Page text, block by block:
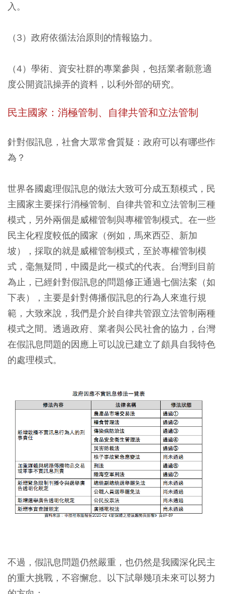
入。
（3）政府依循法治原則的情報協力。
（4）學術、資安社群的專業參與，包括業者願意適
度公開資訊操弄的資料，以利外部的研究。
民主國家：消極管制、自律共管和立法管制
針對假訊息，社會大眾常會質疑：政府可以有哪些作
為？
世界各國處理假訊息的做法大致可分成五類模式，民
主國家主要採行消極管制、自律共管和立法管制三種
模式，另外兩個是威權管制與專權管制模式。在一些
民主化程度較低的國家（例如，馬來西亞、新加
坡），採取的就是威權管制模式，至於專權管制模
式，毫無疑問，中國是此一模式的代表。台灣到目前
為止，已經針對假訊息的問題修正通過七個法案（如
下表），主要是針對傳播假訊息的行為人來進行規
範，大致來說，我們是介於自律共管跟立法管制兩種
模式之間。透過政府、業者與公民社會的協力，台灣
在假訊息問題的因應上可以說已建立了頗具自我特色
的處理模式。
不過，假訊息問題仍然嚴重，也仍然是我國深化民主
的重大挑戰，不容懈怠。以下試舉幾項未來可以努力